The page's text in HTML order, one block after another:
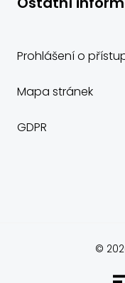
Prohlášení o
Mapa stránek
GDPR
©